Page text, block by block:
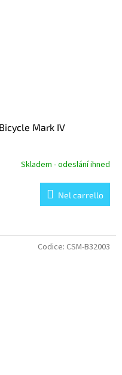
Mark IV
Skladem - odeslání ihned
Nel carrello
Codice: CSM-B32003